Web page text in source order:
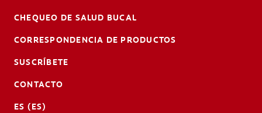
CHEQUEO DE SALUD BUCAL
CORRESPONDENCIA DE PRODUCTOS
SUSCRÍBETE
CONTACTO
ES (ES)